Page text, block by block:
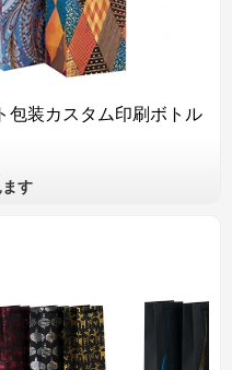
包装カスタム印刷ボトル
す